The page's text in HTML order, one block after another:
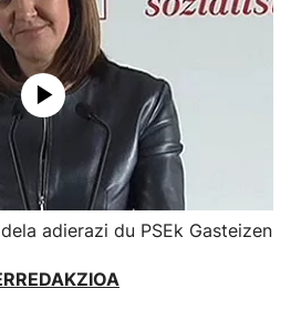
adierazi du PSEk Gasteizen